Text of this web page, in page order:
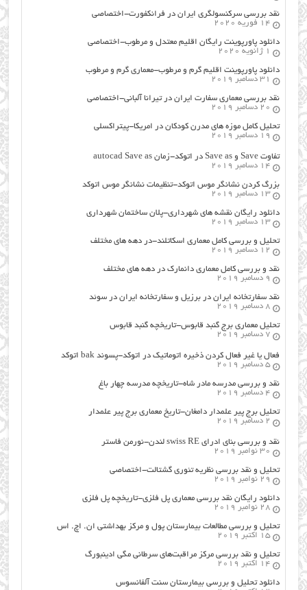
نقد بررسی سرکنسولگری ایران در فرانکفورت-اختصاصی
14 فوریه 2020
دانلود پاورپوینت رایگان اقلیم معتدل و مرطوب-اختصاصی
1 ژانویه 2020
دانلود پاورپوینت اقلیم گرم و مرطوب-معماری گرم و مرطوب
31 دسامبر 2019
نقد بررسی معماری سفارت ایران در تیرانا آلبانی-اختصاصی
20 دسامبر 2019
تحلیل کامل موزه های مدرن کودکان در امریکا-پیتراکسلی
19 دسامبر 2019
تفاوت Save و Save as در اتوکد-زمان autocad Save as
14 دسامبر 2019
بزرگ کردن نشانگر موس اتوکد-تنظیمات نشانگر موس اتوکد
13 دسامبر 2019
دانلود رایگان نقشه های شهرداری-پلان ساختمان شهرداری
13 دسامبر 2019
تحلیل و بررسی کامل معماری اسکاتلند-در دهه های مختلف
12 دسامبر 2019
نقد و بررسی کامل معماری دانمارک در دهه های مختلف
9 دسامبر 2019
نقد سفارتخانه ایران در برزیل و سفارتخانه ایران در سوئد
8 دسامبر 2019
تحلیل معماری برج گنبد قابوس-تاریخچه گنبد قابوس
7 دسامبر 2019
فعال یا غیر فعال کردن ذخیره اتوماتیک در اتوکد-پسوند bak اتوکد
5 دسامبر 2019
نقد و بررسی مدرسه مادر شاه-تاریخچه مدرسه چهار باغ
4 دسامبر 2019
تحلیل برج پیر علمدار دامغان-تاریخ معماری برج پیر علمدار
2 دسامبر 2019
نقد و بررسی بنای ادرای swiss RE لندن-نورمن فاستر
30 نوامبر 2019
تحلیل و نقد بررسی نظریه تئوری گشتالت-اختصاصی
29 نوامبر 2019
دانلود رایگان نقد بررسی معماری پل فلزی-تاریخچه پل فلزی
28 نوامبر 2019
تحلیل و بررسی مطالعات بیمارستان پول و مرکز بهداشتی ان. اچ. اس
15 اکتبر 2019
تحلیل و نقد بررسی مرکز مراقبت‌های سرطانی مگی ادینبورگ
14 اکتبر 2019
دانلود تحلیل و بررسی بیمارستان سنت آلفانسوس